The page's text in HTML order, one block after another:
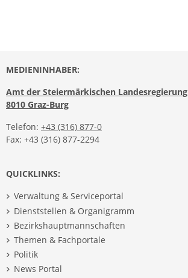
MEDIENINHABER:
Amt der Steiermärkischen Landesregierung
8010 Graz-Burg
Telefon: +43 (316) 877-0
Fax: +43 (316) 877-2294
QUICKLINKS:
Verwaltung & Serviceportal
Dienststellen & Organigramm
Bezirkshauptmannschaften
Themen & Fachportale
Politik
News Portal